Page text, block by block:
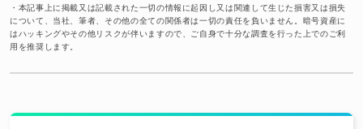
・ 本記事上に掲載又は記載された一切の情報に起因し又は関連して生じた損害又は損失
について、当社、筆者、その他の全ての関係者は一切の責任を負いません。暗号資産に
はハッキングやその他リスクが伴いますので、ご自身で十分な調査を行った上でのご利
用を推奨します。